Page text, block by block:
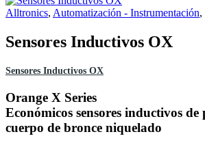
Alltronics, Automatización - Instrumentación,
Sensores Inductivos OX
Sensores Inductivos OX
Orange X Series
Económicos sensores inductivos
cuerpo de bronce niquelado